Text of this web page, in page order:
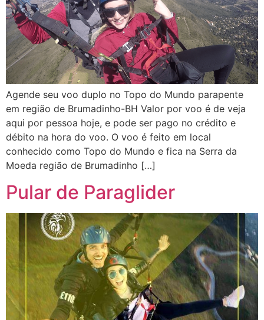
Agende seu voo duplo no Topo do Mundo parapente
em região de Brumadinho-BH Valor por voo é de veja
aqui por pessoa hoje, e pode ser pago no crédito e
débito na hora do voo. O voo é feito em local
conhecido como Topo do Mundo e fica na Serra da
Moeda região de Brumadinho […]
Pular de Paraglider